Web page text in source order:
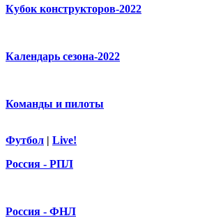
Кубок конструкторов-2022
Календарь сезона-2022
Команды и пилоты
Футбол | Live!
Россия - РПЛ
Россия - ФНЛ